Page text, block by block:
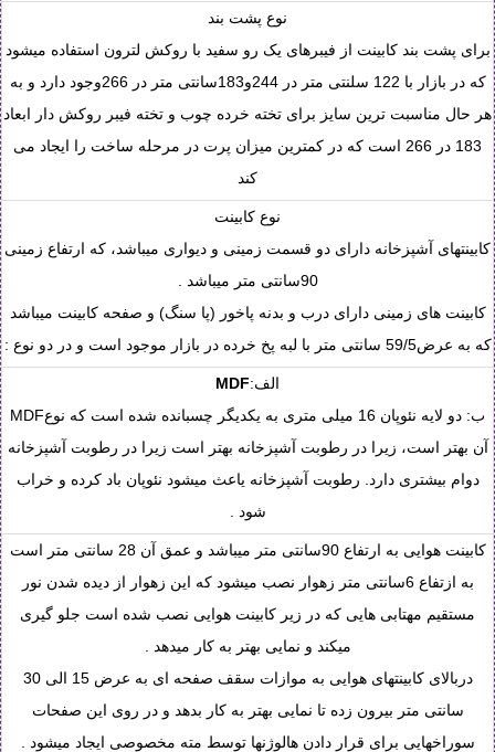
نوع پشت بند
برای پشت بند کابینت از فیبرهای یک رو سفید با روکش لترون استفاده میشود
که در بازار با 122 سلنتی متر در 244و183سانتی متر در 266وجود دارد و به
هر حال مناسبت ترین سایز برای تخته خرده چوب و تخته فیبر روکش دار ابعاد
183 در 266 است که در کمترین میزان پرت در مرحله ساخت را ایجاد می
کند
نوع کابینت
کابینتهای آشپزخانه دارای دو قسمت زمینی و دیواری میباشد، که ارتفاع زمینی
90سانتی متر میباشد .
کابینت های زمینی دارای درب و بدنه پاخور (پا سنگ) و صفحه کابینت میباشد
که به عرض59/5 سانتی متر با لبه پخ خرده در بازار موجود است و در دو نوع :
الف:MDF
ب: دو لایه نئوپان 16 میلی متری به یکدیگر چسبانده شده است که نوعMDF
آن بهتر است، زیرا در رطوبت آشپزخانه بهتر است زیرا در رطوبت آشپزخانه
دوام بیشتری دارد. رطوبت آشپزخانه یاعث میشود نئوپان باد کرده و خراب
شود .
کابینت هوایی به ارتفاع 90سانتی متر میباشد و عمق آن 28 سانتی متر است
به ازتفاع 6سانتی متر زهوار نصب میشود که این زهوار از دیده شدن نور
مستقیم مهتابی هایی که در زیر کابینت هوایی نصب شده است جلو گیری
میکند و نمایی بهتر به کار میدهد .
دربالای کابینتهای هوایی به موازات سقف صفحه ای به عرض 15 الی 30
سانتی متر بیرون زده تا نمایی بهتر به کار بدهد و در روی این صفحات
سوراخهایی برای قرار دادن هالوژنها توسط مته مخصوصی ایجاد میشود .